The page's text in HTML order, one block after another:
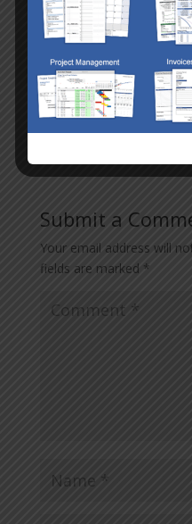
STEYX
Trả về
đoán y
Submit a
Your email address will
fields are marked *